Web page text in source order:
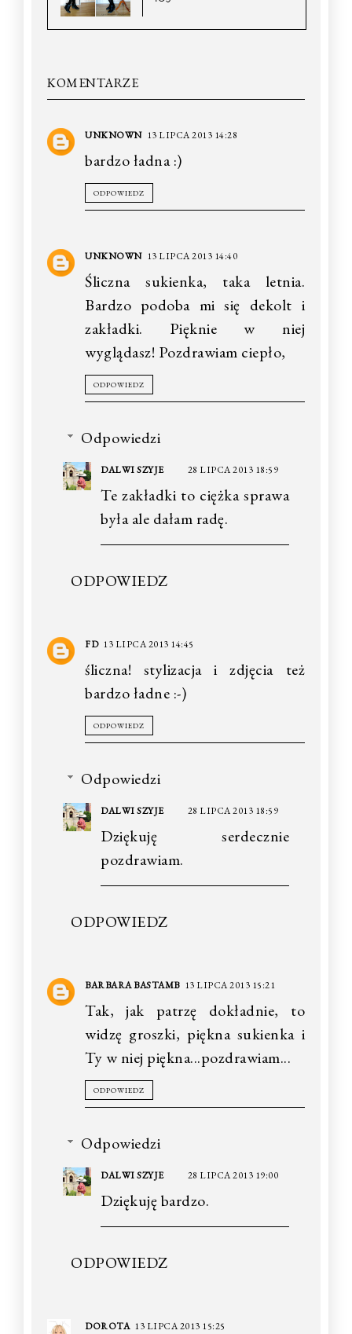
KOMENTARZE
UNKNOWN 13 LIPCA 2013 14:28
bardzo ładna :)
ODPOWIEDZ
UNKNOWN 13 LIPCA 2013 14:40
Śliczna sukienka, taka letnia.
Bardzo podoba mi się dekolt i
zakładki. Pięknie w niej
wyglądasz! Pozdrawiam ciepło,
ODPOWIEDZ
Odpowiedzi
DALWI SZYJE 28 LIPCA 2013 18:59
Te zakładki to ciężka sprawa
była ale dałam radę.
ODPOWIEDZ
FD 13 LIPCA 2013 14:45
śliczna! stylizacja i zdjęcia też
bardzo ładne :-)
ODPOWIEDZ
Odpowiedzi
DALWI SZYJE 28 LIPCA 2013 18:59
Dziękuję serdecznie
pozdrawiam.
ODPOWIEDZ
BARBARA BASTAMB 13 LIPCA 2013 15:21
Tak, jak patrzę dokładnie, to
widzę groszki, piękna sukienka i
Ty w niej piękna...pozdrawiam...
ODPOWIEDZ
Odpowiedzi
DALWI SZYJE 28 LIPCA 2013 19:00
Dziękuję bardzo.
ODPOWIEDZ
DOROTA 13 LIPCA 2013 15:25